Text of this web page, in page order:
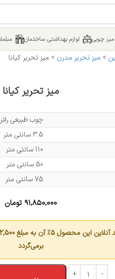
میز چوبی لوازم بهداشتی ساختمان
> میز تحریر مدرن > میز تحریر کیانا
میز تحریر کیانا
چوب طبیعی
3.5 سانتی متر
110 سانتی متر
50 سانتی متر
75 سانتی متر
۹۱,۸۵۰,۰۰۰ تومان
این محصول 5٪ آن به مبلغ
برمی‌گردد